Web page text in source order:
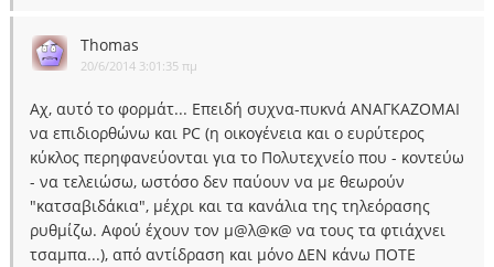
Thomas
20/6/2014 3:01:35 πμ
Αχ, αυτό το φορμάτ... Επειδή συχνα-πυκνά ΑΝΑΓΚΑΖΟΜΑΙ
να επιδιορθώνω και PC (η οικογένεια και ο ευρύτερος
κύκλος περηφανεύονται για το Πολυτεχνείο που - κοντεύω
- να τελειώσω, ωστόσο δεν παύουν να με θεωρούν
"κατσαβιδάκια", μέχρι και τα κανάλια της τηλεόρασης
ρυθμίζω. Αφού έχουν τον μ@λ@κ@ να τους τα φτιάχνει
τσαμπα...), από αντίδραση και μόνο ΔΕΝ κάνω ΠΟΤΕ